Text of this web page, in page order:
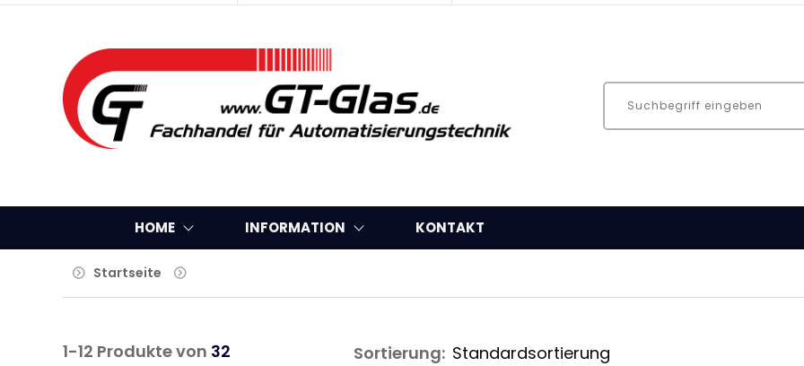
HOME INFORMATION KONTAKT
Startseite
1-12 Produkte von 32 Sortierung: